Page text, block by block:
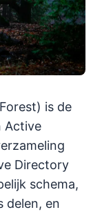
Forest) is de
Active
Directory
schema,
delen, en